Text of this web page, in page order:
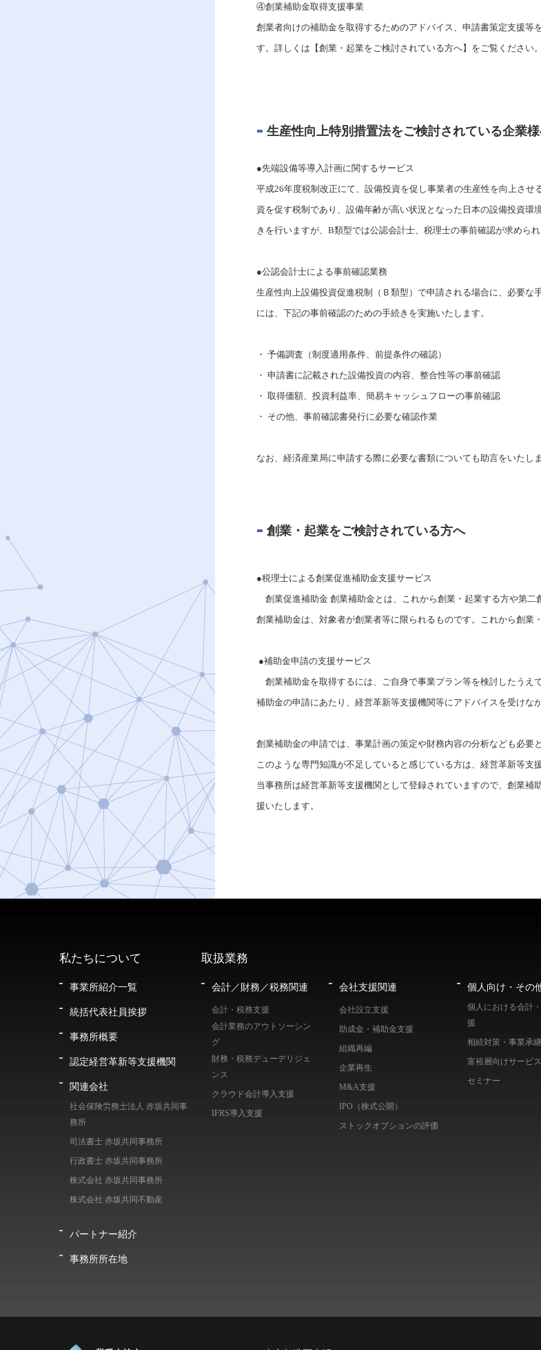
④創業補助金取得支援事業
創業者向けの補助金を取得するためのアドバイス、申請書策定支援
す。詳しくは【創業・起業をご検討されている方へ】をご覧ください。
生産性向上特別措置法をご検討されている企業
●先端設備等導入計画に関するサービス
平成26年度税制改正にて、設備投資を促し事業者の生産性を向上さ
資を促す税制であり、設備年齢が高い状況となった日本の設備投資
きを行いますが、B類型では公認会計士、税理士の事前確認が求められ
●公認会計士による事前確認業務
生産性向上設備投資促進税制（Ｂ類型）で申請される場合に、必要
には、下記の事前確認のための手続きを実施いたします。
・ 予備調査（制度適用条件、前提条件の確認）
・ 申請書に記載された設備投資の内容、整合性等の事前確認
・ 取得価額、投資利益率、簡易キャッシュフローの事前確認
・ その他、事前確認書発行に必要な確認作業
なお、経済産業局に申請する際に必要な書類についても助言をいたしま
創業・起業をご検討されている方へ
●税理士による創業促進補助金支援サービス
創業促進補助金 創業補助金とは、これから創業・起業する方や第二
創業補助金は、対象者が創業者等に限られるものです。これから創業
●補助金申請の支援サービス
創業補助金を取得するには、ご自身で事業プラン等を検討したうえ
補助金の申請にあたり、経営革新等支援機関等にアドバイスを受けな
創業補助金の申請では、事業計画の策定や財務内容の分析なども必要
このような専門知識が不足していると感じている方は、経営革新等支
当事務所は経営革新等支援機関として登録されていますので、創業
援いたします。
私たちについて
事業所紹介一覧
統括代表社員挨拶
事務所概要
認定経営革新等支援機関
関連会社
社会保険労務士法人 赤坂共同事
務所
司法書士 赤坂共同事務所
行政書士 赤坂共同事務所
株式会社 赤坂共同事務所
株式会社 赤坂共同不動産
パートナー紹介
事務所所在地
取扱業務
会計／財務／税務関連
会計・税務支援
会計業務のアウトソーシン
グ
財務・税務デューデリジェ
ンス
クラウド会計導入支援
IFRS導入支援
会社支援関連
会社設立支援
助成金・補助金支援
組織再編
企業再生
M&A支援
IPO（株式公開）
ストックオプションの評価
個人向け・その
個人における会計
援
相続対策・事業承継
富裕層向けサービス
セミナー